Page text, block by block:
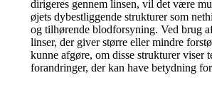
dirigeres gennem linsen, vil det være
øjets dybestliggende strukturer som
og tilhørende blodforsyning. Ved brug
linser, der giver større eller mindre
kunne afgøre, om disse strukturer viser
forandringer, der kan have betydning